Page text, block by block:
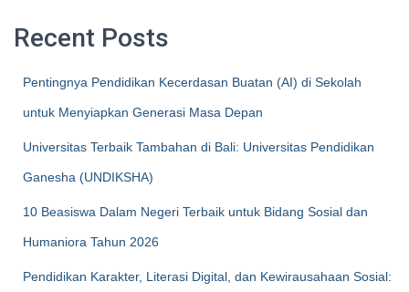
Recent Posts
Pentingnya Pendidikan Kecerdasan Buatan (AI) di Sekolah
untuk Menyiapkan Generasi Masa Depan
Universitas Terbaik Tambahan di Bali: Universitas Pendidikan
Ganesha (UNDIKSHA)
10 Beasiswa Dalam Negeri Terbaik untuk Bidang Sosial dan
Humaniora Tahun 2026
Pendidikan Karakter, Literasi Digital, dan Kewirausahaan Sosial: